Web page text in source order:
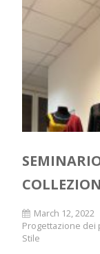
March 12, 2022
Progettazione dei
Stile